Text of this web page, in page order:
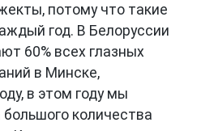
потому что такие
год. В Белоруссии
60% всех глазных
в Минске,
в этом году мы
количества